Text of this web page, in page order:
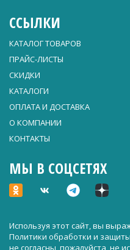
ССЫЛКИ
КАТАЛОГ ТОВАРОВ
ПРАЙС-ЛИСТЫ
СКИДКИ
КАТАЛОГИ
ОПЛАТА И ДОСТАВКА
О КОМПАНИИ
КОНТАКТЫ
МЫ В СОЦСЕТЯХ
Используя этот сайт, вы
Политики обработки и
не согласны, пожалуйста, не